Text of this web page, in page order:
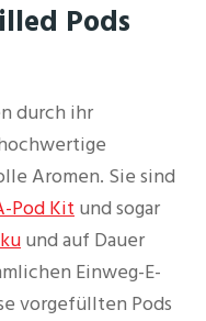
Pods
durch ihr
Aromen. Sie sind
Pod Kit und sogar
und auf Dauer
Einweg-E-
vorgefüllten Pods